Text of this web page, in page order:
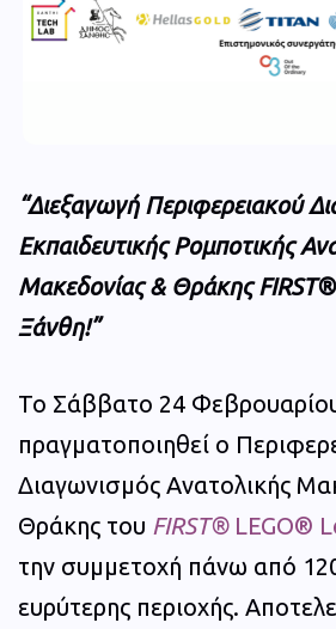
“Διεξαγωγή Περιφερειακού
Εκπαιδευτικής Ρομποτικής
Μακεδονίας & Θράκης
Ξάνθη!”
Το Σάββατο 24
πραγματοποιηθεί ο
Διαγωνισμός Ανατολικής
Θράκης του FIRST® LEGO®
την συμμετοχή πάνω από
ευρύτερης περιοχής.